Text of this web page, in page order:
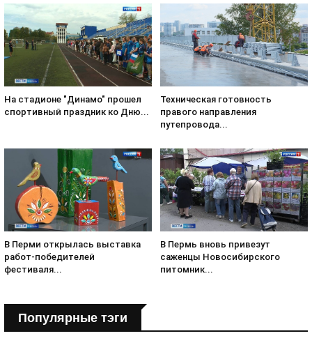
На стадионе "Динамо" прошел
спортивный праздник ко Дню...
Техническая готовность
правого направления
путепровода...
В Перми открылась выставка
работ-победителей
фестиваля...
В Пермь вновь привезут
саженцы Новосибирского
питомник...
Популярные тэги